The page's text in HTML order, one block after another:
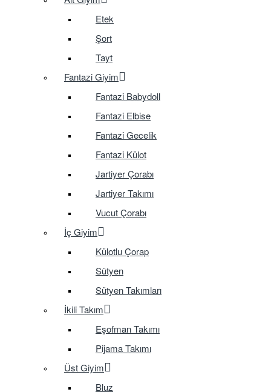
Etek
Şort
Tayt
Fantazi Giyim
Fantazi Babydoll
Fantazi Elbise
Fantazi Gecelik
Fantazi Külot
Jartiyer Çorabı
Jartiyer Takımı
Vucut Çorabı
İç Giyim
Külotlu Çorap
Sütyen
Sütyen Takımları
İkili Takım
Eşofman Takımı
Pijama Takımı
Üst Giyim
Bluz